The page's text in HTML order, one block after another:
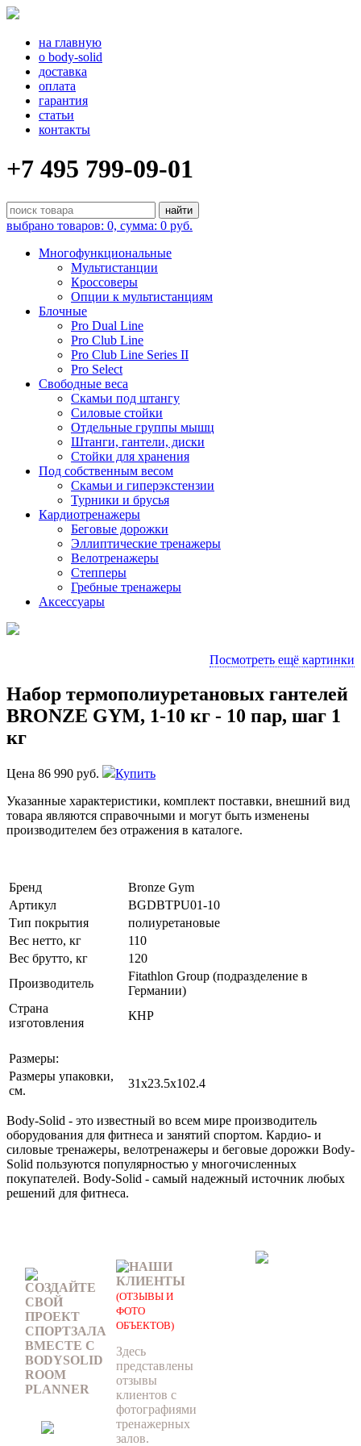
на главную
о body-solid
доставка
оплата
гарантия
статьи
контакты
+7 495 799-09-01
выбрано товаров: 0, сумма: 0 руб.
Многофункциональные
Мультистанции
Кроссоверы
Опции к мультистанциям
Блочные
Pro Dual Line
Pro Club Line
Pro Club Line Series II
Pro Select
Свободные веса
Скамьи под штангу
Силовые стойки
Отдельные группы мышц
Штанги, гантели, диски
Стойки для хранения
Под собственным весом
Скамьи и гиперэкстензии
Турники и брусья
Кардиотренажеры
Беговые дорожки
Эллиптические тренажеры
Велотренажеры
Степперы
Гребные тренажеры
Аксессуары
Посмотреть ещё картинки
Набор термополиуретановых гантелей
BRONZE GYM, 1-10 кг - 10 пар, шаг 1
кг
Цена 86 990 руб.
Купить
Указанные характеристики, комплект поставки, внешний вид
товара являются справочными и могут быть изменены
производителем без отражения в каталоге.
Бренд
Bronze Gym
Артикул
BGDBTPU01-10
Тип покрытия
полиуретановые
Вес нетто, кг
110
Вес брутто, кг
120
Производитель
Fitathlon Group (подразделение в
Германии)
Страна
изготовления
КНР
Размеры:
Размеры упаковки,
см.
31х23.5x102.4
Body-Solid - это известный во всем мире производитель
оборудования для фитнеса и занятий спортом. Кардио- и
силовые тренажеры, велотренажеры и беговые дорожки Body-
Solid пользуются популярностью у многочисленных
покупателей. Body-Solid - самый надежный источник любых
решений для фитнеса.
СОЗДАЙТЕ
СВОЙ
ПРОЕКТ
СПОРТЗАЛА
ВМЕСТЕ С
BODYSOLID
ROOM
PLANNER
НАШИ
КЛИЕНТЫ
(ОТЗЫВЫ И
ФОТО
ОБЪЕКТОВ)
Здесь
представлены
отзывы
клиентов с
фотографиями
тренажерных
залов.